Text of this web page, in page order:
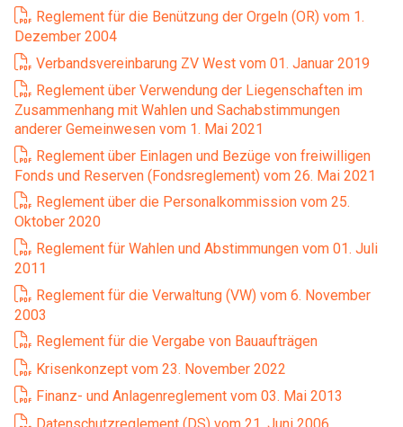
Reglement für die Benützung der Orgeln (OR) vom 1.
Dezember 2004
Verbandsvereinbarung ZV West vom 01. Januar 2019
Reglement über Verwendung der Liegenschaften im
Zusammenhang mit Wahlen und Sachabstimmungen
anderer Gemeinwesen vom 1. Mai 2021
Reglement über Einlagen und Bezüge von freiwilligen
Fonds und Reserven (Fondsreglement) vom 26. Mai 2021
Reglement über die Personalkommission vom 25.
Oktober 2020
Reglement für Wahlen und Abstimmungen vom 01. Juli
2011
Reglement für die Verwaltung (VW) vom 6. November
2003
Reglement für die Vergabe von Bauaufträgen
Krisenkonzept vom 23. November 2022
Finanz- und Anlagenreglement vom 03. Mai 2013